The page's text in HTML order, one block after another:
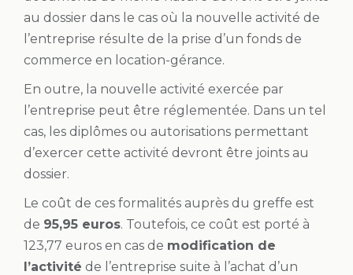
au dossier dans le cas où la nouvelle activité de
l’entreprise résulte de la prise d’un fonds de
commerce en location-gérance.
En outre, la nouvelle activité exercée par
l’entreprise peut être réglementée. Dans un tel
cas, les diplômes ou autorisations permettant
d’exercer cette activité devront être joints au
dossier.
Le coût de ces formalités auprès du greffe est
de 95,95 euros. Toutefois, ce coût est porté à
123,77 euros en cas de modification de
l’activité de l’entreprise suite à l’achat d’un